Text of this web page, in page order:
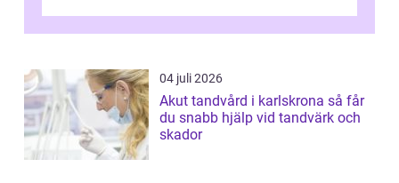
04 juli 2026
Akut tandvård i karlskrona så får
du snabb hjälp vid tandvärk och
skador